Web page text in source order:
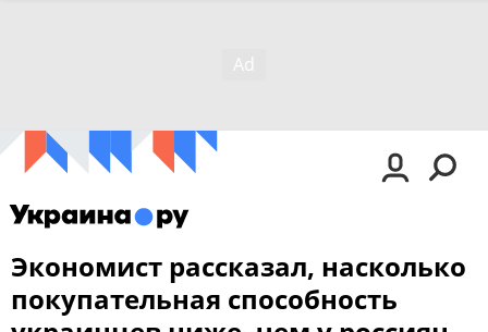
Экономист рассказал, насколько
покупательная способность